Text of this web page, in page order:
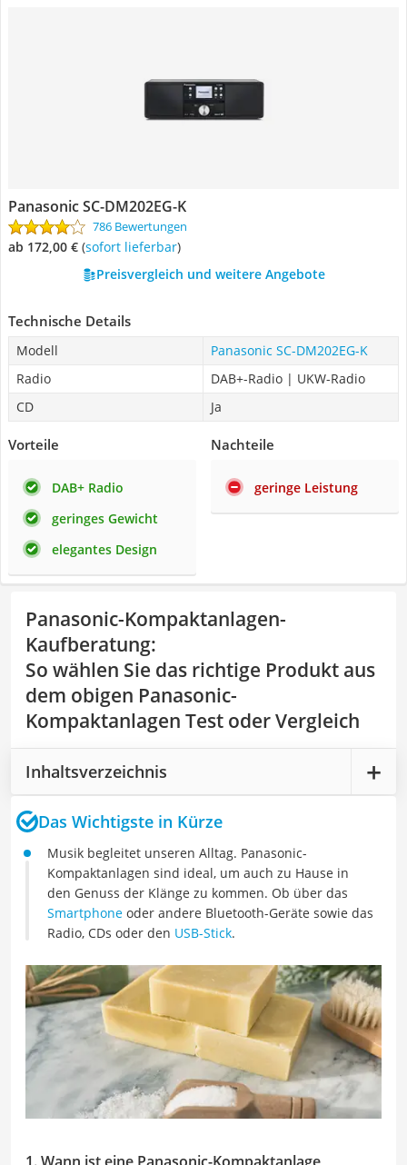
Panasonic SC-DM202EG-K
786 Bewertungen
ab 172,00 € ( Sofort lieferbar)
Preisvergleich und weitere Angebote
Technische Details
Modell
Panasonic SC-DM202EG-K
Radio
DAB+-Radio | UKW-Radio
CD
Ja
Vorteile
DAB+ Radio
geringes Gewicht
elegantes Design
Nachteile
geringe Leistung
Panasonic-Kompaktanlagen-
Kaufberatung:
So wählen Sie das richtige Produkt aus
dem obigen Panasonic-
Kompaktanlagen Test oder Vergleich
Inhaltsverzeichnis
Das Wichtigste in Kürze
Musik begleitet unseren Alltag. Panasonic-
Kompaktanlagen sind ideal, um auch zu Hause in
den Genuss der Klänge zu kommen. Ob über das
Smartphone oder andere Bluetooth-Geräte sowie das
Radio, CDs oder den USB-Stick.